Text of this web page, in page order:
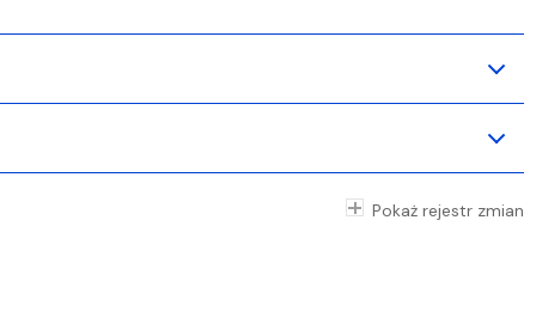
Pokaż rejestr zmian